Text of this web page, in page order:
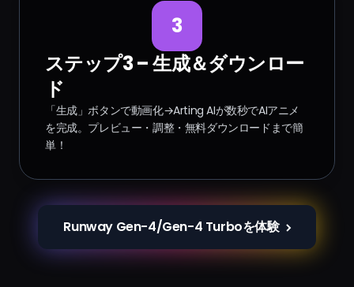
3
ステップ3 – 生成＆ダウンロー
ド
「生成」ボタンで動画化→Arting AIが数秒でAIアニメ
を完成。プレビュー・調整・無料ダウンロードまで簡
単！
Runway Gen-4/Gen-4 Turboを体験